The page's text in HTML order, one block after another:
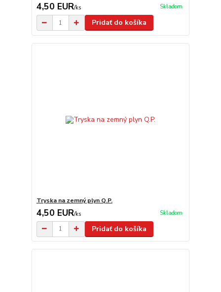
4,50 EUR/ks Skladom
Pridať do košíka
Tryska na zemný plyn Q.P.
4,50 EUR/ks Skladom
Pridať do košíka